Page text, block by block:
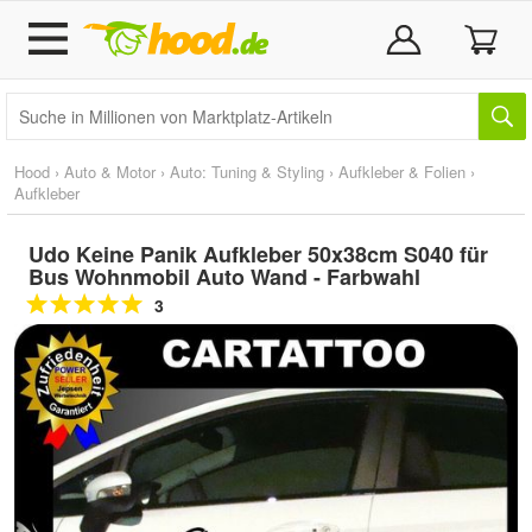
Hood › Auto & Motor › Auto: Tuning & Styling › Aufkleber & Folien ›
Aufkleber
Udo Keine Panik Aufkleber 50x38cm S040 für
Bus Wohnmobil Auto Wand - Farbwahl
3